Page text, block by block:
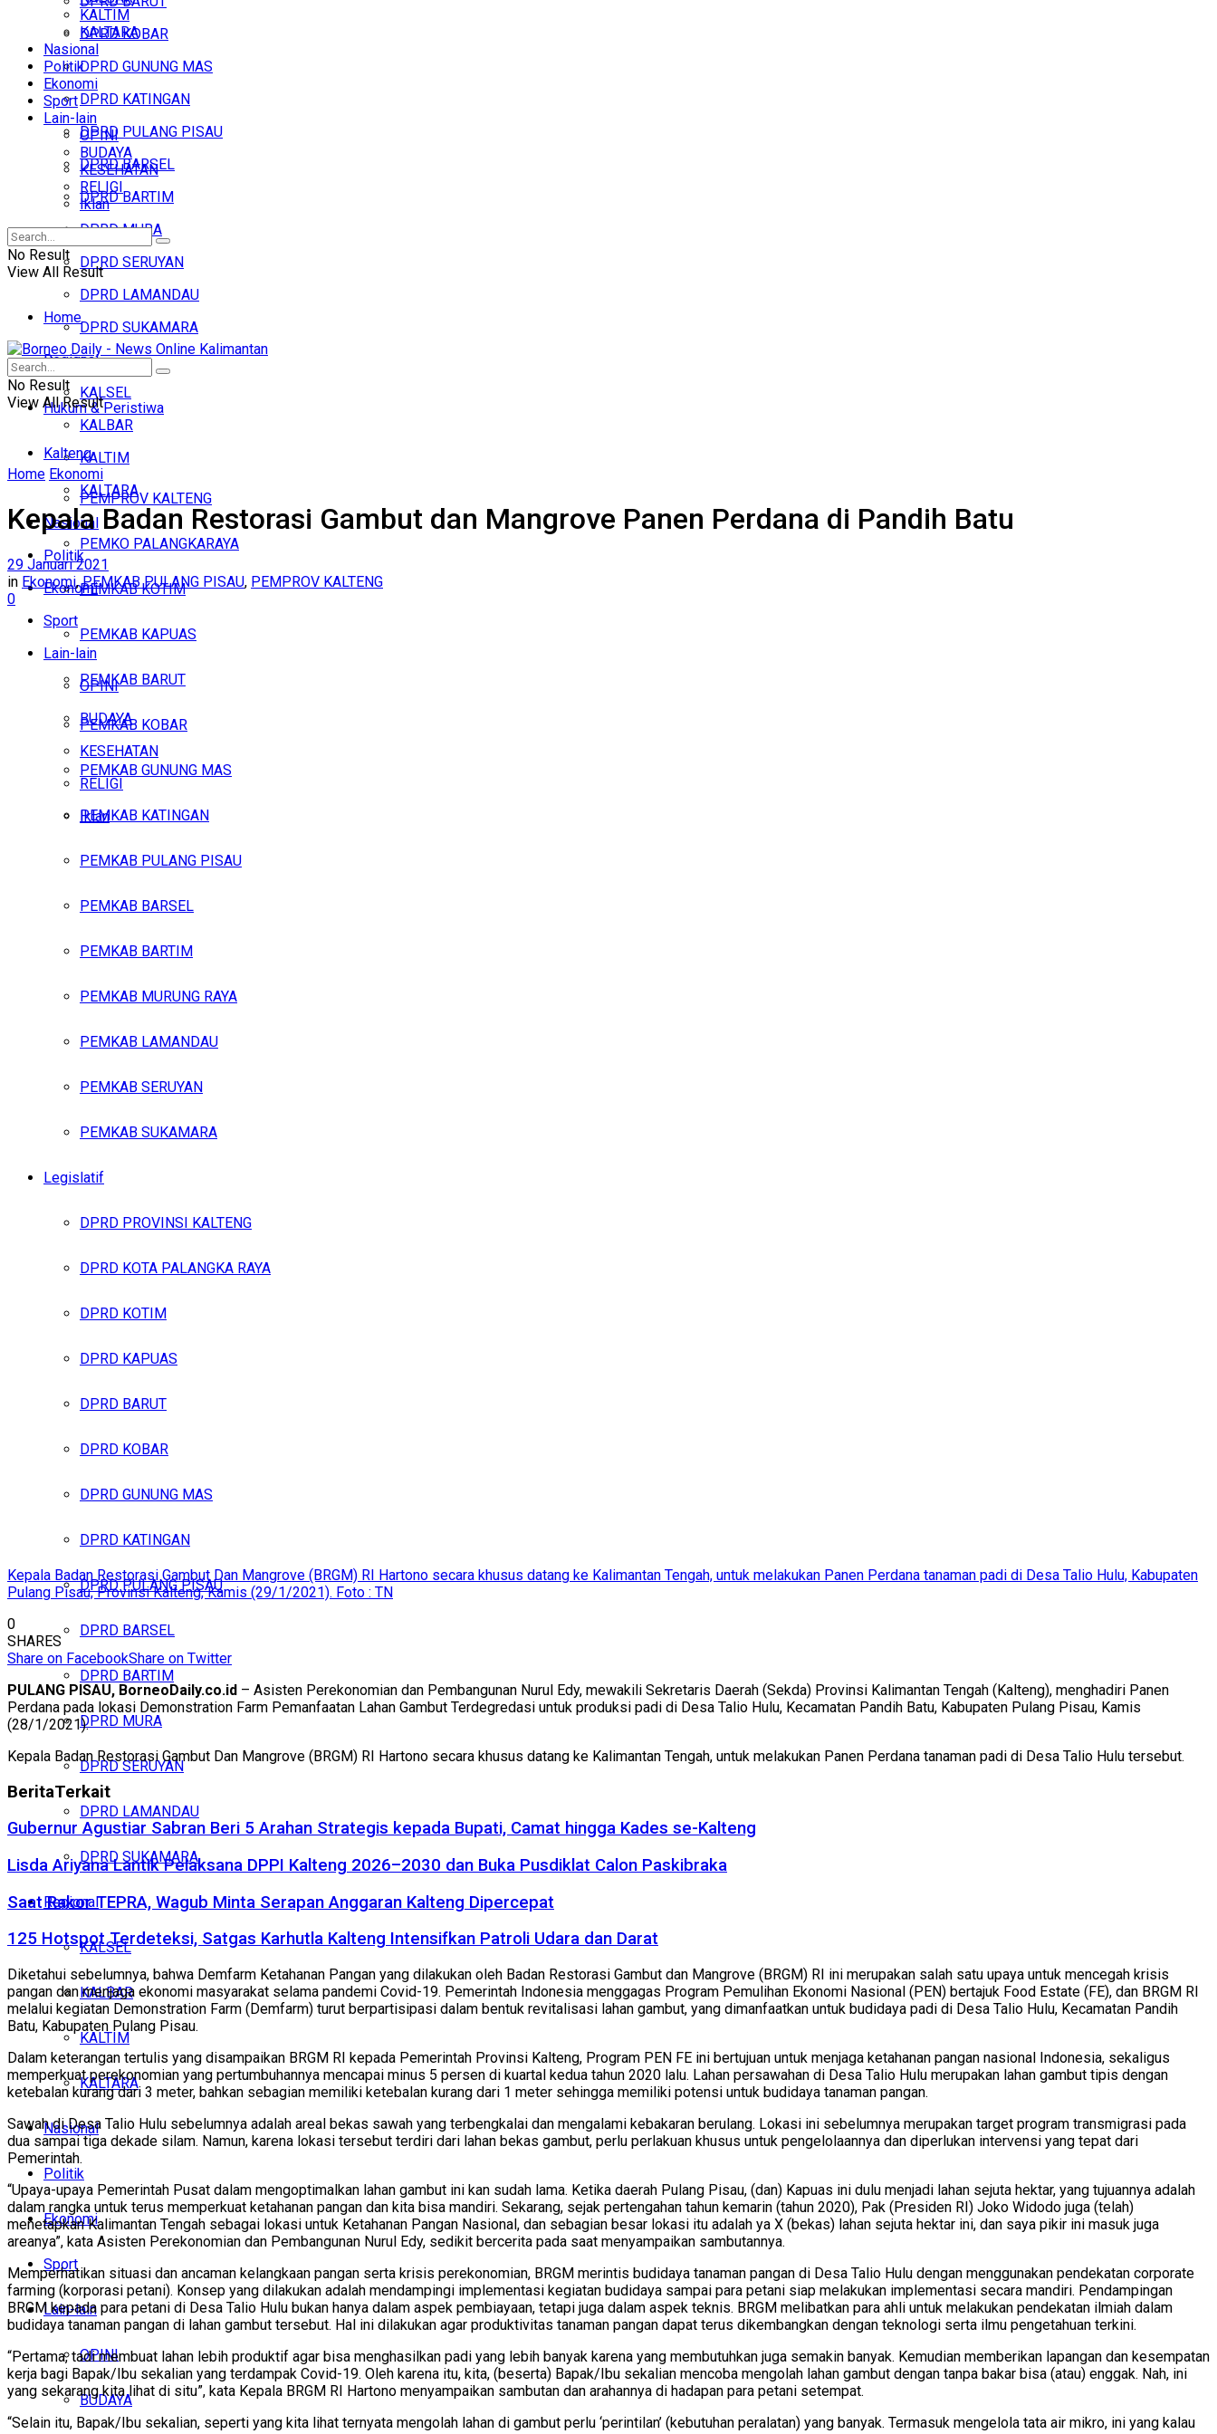
DPRD KOBAR
DPRD GUNUNG MAS
DPRD KATINGAN
DPRD PULANG PISAU
DPRD BARSEL
DPRD BARTIM
DPRD MURA
DPRD SERUYAN
DPRD LAMANDAU
DPRD SUKAMARA
Regional
KALSEL
KALBAR
KALTIM
KALTARA
Nasional
Politik
Ekonomi
Sport
Lain-lain
OPINI
BUDAYA
KESEHATAN
RELIGI
Iklan
Minggu, Agustus 9, 2026
KALTIM
KALTARA
Nasional
Politik
Ekonomi
Sport
Lain-lain
OPINI
BUDAYA
KESEHATAN
RELIGI
Iklan
No Result
View All Result
Home
Headline
Hukum & Peristiwa
Kalteng
PEMPROV KALTENG
PEMKO PALANGKARAYA
PEMKAB KOTIM
PEMKAB KAPUAS
PEMKAB BARUT
PEMKAB KOBAR
PEMKAB GUNUNG MAS
PEMKAB KATINGAN
PEMKAB PULANG PISAU
PEMKAB BARSEL
PEMKAB BARTIM
PEMKAB MURUNG RAYA
PEMKAB LAMANDAU
PEMKAB SERUYAN
PEMKAB SUKAMARA
Legislatif
DPRD PROVINSI KALTENG
DPRD KOTA PALANGKA RAYA
DPRD KOTIM
DPRD KAPUAS
DPRD BARUT
DPRD KOBAR
DPRD GUNUNG MAS
DPRD KATINGAN
DPRD PULANG PISAU
DPRD BARSEL
DPRD BARTIM
DPRD MURA
DPRD SERUYAN
DPRD LAMANDAU
DPRD SUKAMARA
Regional
KALSEL
KALBAR
KALTIM
KALTARA
Nasional
Politik
Ekonomi
Sport
Lain-lain
OPINI
BUDAYA
No Result
View All Result
Home Ekonomi
Kepala Badan Restorasi Gambut dan Mangrove Panen Perdana di Pandih Batu
29 Januari 2021
in Ekonomi,PEMKAB PULANG PISAU, PEMPROV KALTENG
0
Kepala Badan Restorasi Gambut Dan Mangrove (BRGM) RI Hartono secara khusus datang ke Kalimantan Tengah, untuk melakukan Panen Perdana tanaman padi di Desa Talio Hulu, Kabupaten
Pulang Pisau, Provinsi Kalteng, Kamis (29/1/2021). Foto : TN
0
SHARES
Share on FacebookShare on Twitter
PULANG PISAU, BorneoDaily.co.id – Asisten Perekonomian dan Pembangunan Nurul Edy, mewakili Sekretaris Daerah (Sekda) Provinsi Kalimantan Tengah (Kalteng), menghadiri Panen
Perdana pada lokasi Demonstration Farm Pemanfaatan Lahan Gambut Terdegredasi untuk produksi padi di Desa Talio Hulu, Kecamatan Pandih Batu, Kabupaten Pulang Pisau, Kamis
(28/1/2021).
Kepala Badan Restorasi Gambut Dan Mangrove (BRGM) RI Hartono secara khusus datang ke Kalimantan Tengah, untuk melakukan Panen Perdana tanaman padi di Desa Talio Hulu tersebut.
BeritaTerkait
Gubernur Agustiar Sabran Beri 5 Arahan Strategis kepada Bupati, Camat hingga Kades se-Kalteng
Lisda Ariyana Lantik Pelaksana DPPI Kalteng 2026–2030 dan Buka Pusdiklat Calon Paskibraka
Saat Rakor TEPRA, Wagub Minta Serapan Anggaran Kalteng Dipercepat
125 Hotspot Terdeteksi, Satgas Karhutla Kalteng Intensifkan Patroli Udara dan Darat
Diketahui sebelumnya, bahwa Demfarm Ketahanan Pangan yang dilakukan oleh Badan Restorasi Gambut dan Mangrove (BRGM) RI ini merupakan salah satu upaya untuk mencegah krisis
pangan dan menjaga ekonomi masyarakat selama pandemi Covid-19. Pemerintah Indonesia menggagas Program Pemulihan Ekonomi Nasional (PEN) bertajuk Food Estate (FE), dan BRGM RI
melalui kegiatan Demonstration Farm (Demfarm) turut berpartisipasi dalam bentuk revitalisasi lahan gambut, yang dimanfaatkan untuk budidaya padi di Desa Talio Hulu, Kecamatan Pandih
Batu, Kabupaten Pulang Pisau.
Dalam keterangan tertulis yang disampaikan BRGM RI kepada Pemerintah Provinsi Kalteng, Program PEN FE ini bertujuan untuk menjaga ketahanan pangan nasional Indonesia, sekaligus
memperkuat perekonomian yang pertumbuhannya mencapai minus 5 persen di kuartal kedua tahun 2020 lalu. Lahan persawahan di Desa Talio Hulu merupakan lahan gambut tipis dengan
ketebalan kurang dari 3 meter, bahkan sebagian memiliki ketebalan kurang dari 1 meter sehingga memiliki potensi untuk budidaya tanaman pangan.
Sawah di Desa Talio Hulu sebelumnya adalah areal bekas sawah yang terbengkalai dan mengalami kebakaran berulang. Lokasi ini sebelumnya merupakan target program transmigrasi pada
dua sampai tiga dekade silam. Namun, karena lokasi tersebut terdiri dari lahan bekas gambut, perlu perlakuan khusus untuk pengelolaannya dan diperlukan intervensi yang tepat dari
Pemerintah.
“Upaya-upaya Pemerintah Pusat dalam mengoptimalkan lahan gambut ini kan sudah lama. Ketika daerah Pulang Pisau, (dan) Kapuas ini dulu menjadi lahan sejuta hektar, yang tujuannya adalah
dalam rangka untuk terus memperkuat ketahanan pangan dan kita bisa mandiri. Sekarang, sejak pertengahan tahun kemarin (tahun 2020), Pak (Presiden RI) Joko Widodo juga (telah)
menetapkan Kalimantan Tengah sebagai lokasi untuk Ketahanan Pangan Nasional, dan sebagian besar lokasi itu adalah ya X (bekas) lahan sejuta hektar ini, dan saya pikir ini masuk juga
areanya”, kata Asisten Perekonomian dan Pembangunan Nurul Edy, sedikit bercerita pada saat menyampaikan sambutannya.
Memperhatikan situasi dan ancaman kelangkaan pangan serta krisis perekonomian, BRGM merintis budidaya tanaman pangan di Desa Talio Hulu dengan menggunakan pendekatan corporate
farming (korporasi petani). Konsep yang dilakukan adalah mendampingi implementasi kegiatan budidaya sampai para petani siap melakukan implementasi secara mandiri. Pendampingan
BRGM kepada para petani di Desa Talio Hulu bukan hanya dalam aspek pembiayaan, tetapi juga dalam aspek teknis. BRGM melibatkan para ahli untuk melakukan pendekatan ilmiah dalam
budidaya tanaman pangan di lahan gambut tersebut. Hal ini dilakukan agar produktivitas tanaman pangan dapat terus dikembangkan dengan teknologi serta ilmu pengetahuan terkini.
“Pertama, tadi membuat lahan lebih produktif agar bisa menghasilkan padi yang lebih banyak karena yang membutuhkan juga semakin banyak. Kemudian memberikan lapangan dan kesempatan
kerja bagi Bapak/Ibu sekalian yang terdampak Covid-19. Oleh karena itu, kita, (beserta) Bapak/Ibu sekalian mencoba mengolah lahan gambut dengan tanpa bakar bisa (atau) enggak. Nah, ini
yang sekarang kita lihat di situ”, kata Kepala BRGM RI Hartono menyampaikan sambutan dan arahannya di hadapan para petani setempat.
“Selain itu, Bapak/Ibu sekalian, seperti yang kita lihat ternyata mengolah lahan di gambut perlu ‘perintilan’ (kebutuhan peralatan) yang banyak. Termasuk mengelola tata air mikro, ini yang kalau